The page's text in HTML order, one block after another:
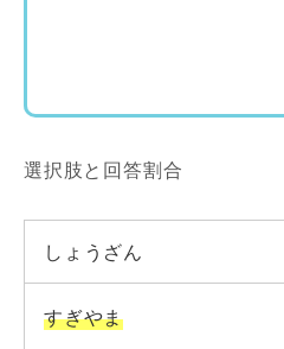
選択肢と回答割合
しょうざん
すぎやま